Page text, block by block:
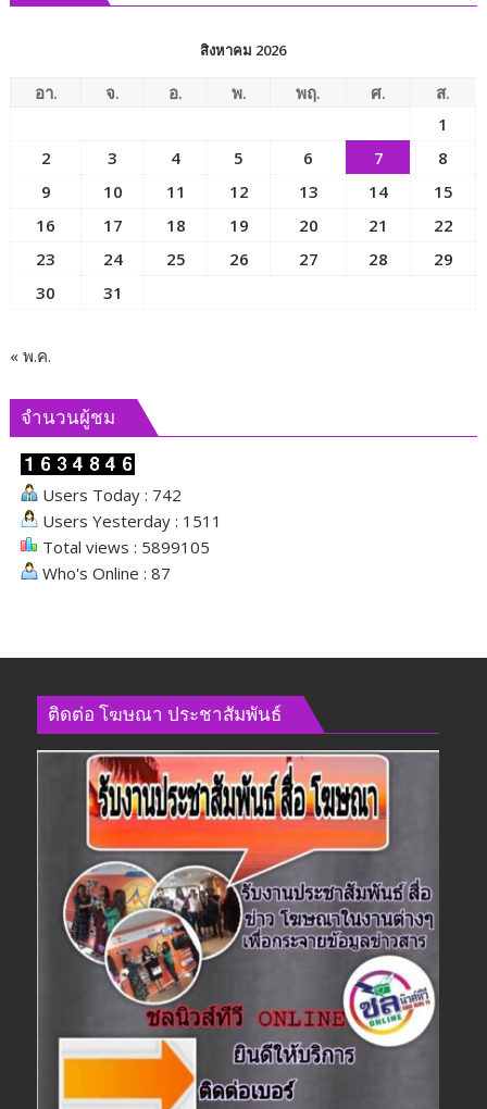
และ
ของ
มนุษย์
ขับ
เคลื่อน
สิงหาคม 2026
อา. จ. อ. พ. พฤ. ศ.
ส.
1
2
3 4 5 6 7
8
9
10 11 12 13 14
15
16
17 18 19 20 21
22
23
24 25 26 27 28
29
30
31
« พ.ค.
จำนวนผู้ชม
Users Today : 742
Users Yesterday : 1511
Total views : 5899105
Who's Online : 87
ติดต่อ​ โฆษณา​ ประชาสัมพันธ์